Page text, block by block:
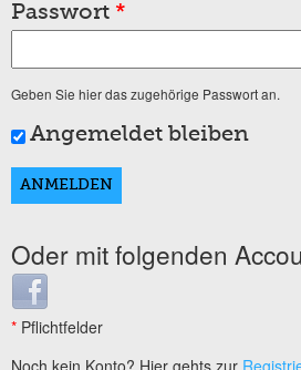
Passwort *
Geben Sie hier das zugehörige Passwort an.
Angemeldet bleiben
Oder mit folgenden
Login with Facebook
* Pflichtfelder
Noch kein Konto? Hier gehts zur